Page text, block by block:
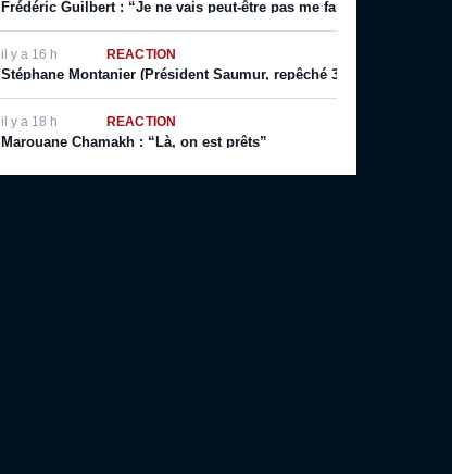
Frédéric Guilbert : “Je ne vais peut-être pas me faire des amis
il y a 16 h RÉACTION
Stéphane Montanier (Président Saumur, repêché 3 fois de suite)
il y a 18 h RÉACTION
Marouane Chamakh : “Là, on est prêts”